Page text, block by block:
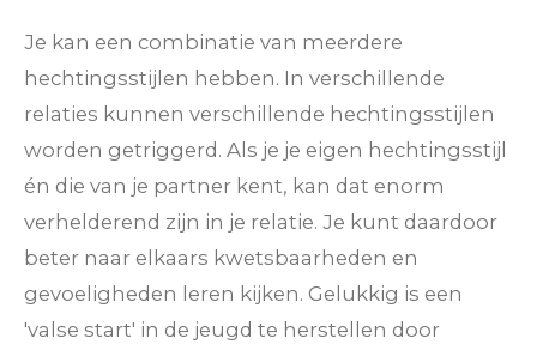
Je kan een combinatie van meerdere
hechtingsstijlen hebben. In verschillende
relaties kunnen verschillende hechtingsstijlen
worden getriggerd. Als je je eigen hechtingsstijl
én die van je partner kent, kan dat enorm
verhelderend zijn in je relatie. Je kunt daardoor
beter naar elkaars kwetsbaarheden en
gevoeligheden leren kijken. Gelukkig is een
'valse start' in de jeugd te herstellen door